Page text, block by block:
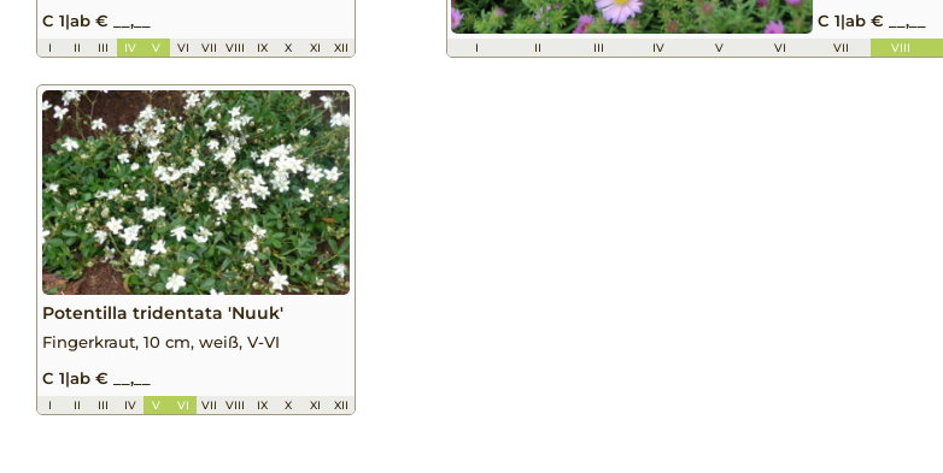
C 1|ab € __,__
I II III IV V VI VII VIII IX X XI XII
C 1|ab € __,__
I II III IV V VI VII VIII
Potentilla tridentata 'Nuuk'
Fingerkraut, 10 cm, weiß, V-VI
C 1|ab € __,__
I II III IV V VI VII VIII IX X XI XII